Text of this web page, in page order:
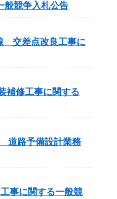
般競争入札公告
交差点改良工事に
補修工事に関する
道路予備設計業務
事に関する一般競